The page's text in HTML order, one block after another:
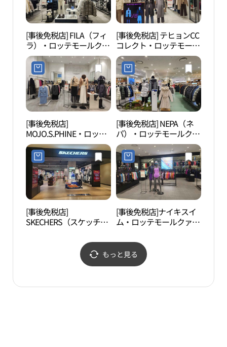
[事後免税店] FILA（フィ
ラ）・ロッテモールクァ
ンギョ（光教）店(휠라
롯데몰 광교점)
[事後免税店] テヒョンCC
コレクト・ロッテモール
クァンギョ（光教）店
(CC콜렉트 롯데몰 광교점)
[事後免税店]
MOJO.S.PHINE・ロッテ
モールクァンギョ（光
教）店(모조에스핀 롯데
몰 광교점)
[事後免税店] NEPA（ネ
パ）・ロッテモールクァ
ンギョ（光教）店(네파
롯데몰 광교점)
[事後免税店]
SKECHERS（スケッチャ
ァンギョ（光教）店(스
케쳐스 롯데몰 광교점)
[事後免税店]ナイキスイ
ム・ロッテモールクァン
스윔 롯데몰 광교점)
もっと見る